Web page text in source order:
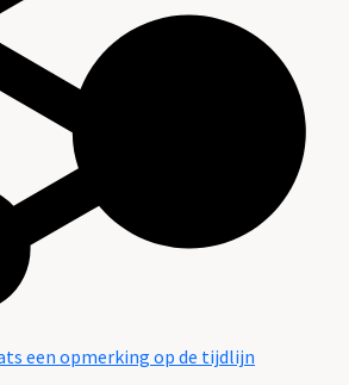
een opmerking op de tijdlijn